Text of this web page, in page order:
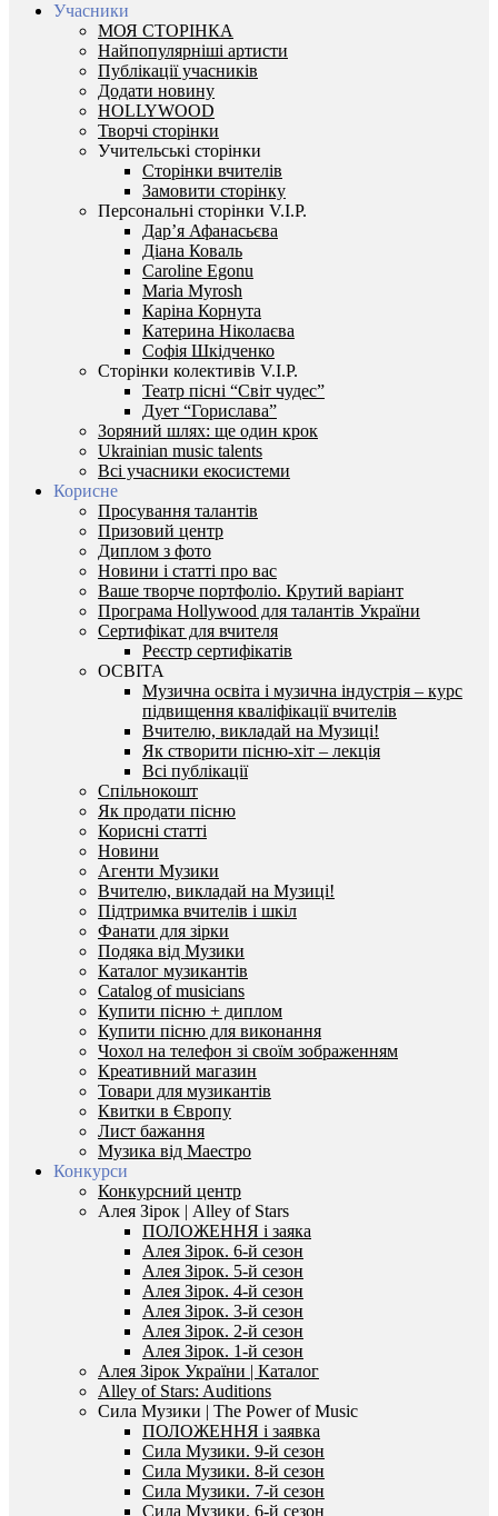
Учасники
МОЯ СТОРІНКА
Найпопулярніші артисти
Публікації учасників
Додати новину
HOLLYWOOD
Творчі сторінки
Учительські сторінки
Сторінки вчителів
Замовити сторінку
Персональні сторінки V.I.P.
Дар’я Афанасьєва
Діана Коваль
Caroline Egonu
Maria Myrosh
Каріна Корнута
Катерина Ніколаєва
Софія Шкідченко
Сторінки колективів V.I.P.
Театр пісні “Світ чудес”
Дует “Горислава”
Зоряний шлях: ще один крок
Ukrainian music talents
Всі учасники екосистеми
Корисне
Просування талантів
Призовий центр
Диплом з фото
Новини і статті про вас
Ваше творче портфоліо. Крутий варіант
Програма Hollywood для талантів України
Сертифікат для вчителя
Реєстр сертифікатів
ОСВІТА
Музична освіта і музична індустрія – курс
підвищення кваліфікації вчителів
Вчителю, викладай на Музиці!
Як створити пісню-хіт – лекція
Всі публікації
Спільнокошт
Як продати пісню
Корисні статті
Новини
Агенти Музики
Вчителю, викладай на Музиці!
Підтримка вчителів і шкіл
Фанати для зірки
Подяка від Музики
Каталог музикантів
Catalog of musicians
Купити пісню + диплом
Купити пісню для виконання
Чохол на телефон зі своїм зображенням
Креативний магазин
Товари для музикантів
Квитки в Європу
Лист бажання
Музика від Маестро
Конкурси
Конкурсний центр
Алея Зірок | Alley of Stars
ПОЛОЖЕННЯ і заяка
Алея Зірок. 6-й сезон
Алея Зірок. 5-й сезон
Алея Зірок. 4-й сезон
Алея Зірок. 3-й сезон
Алея Зірок. 2-й сезон
Алея Зірок. 1-й сезон
Алея Зірок України | Каталог
Alley of Stars: Auditions
Сила Музики | The Power of Music
ПОЛОЖЕННЯ і заявка
Сила Музики. 9-й сезон
Сила Музики. 8-й сезон
Сила Музики. 7-й сезон
Сила Музики. 6-й сезон